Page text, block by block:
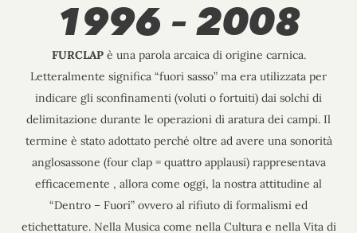
1996 – 2008
FURCLAPè una parola arcaica di origine carnica.
Letteralmente significa “fuori sasso” ma era utilizzata per
indicare gli sconfinamenti (voluti o fortuiti) dai solchi di
delimitazione durante le operazioni di aratura dei campi. Il
termine è stato adottato perché oltre ad avere una sonorità
anglosassone (four clap = quattro applausi) rappresentava
efficacemente , allora come oggi, la nostra attitudine al
“Dentro – Fuori” ovvero al rifiuto di formalismi ed
etichettature. Nella Musica come nella Cultura e nella Vita di